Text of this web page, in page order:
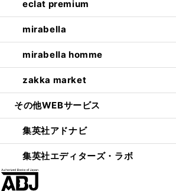
eclat premium
mirabella
mirabella homme
zakka market
その他WEBサービス
集英社アドナビ
集英社エディターズ・ラボ